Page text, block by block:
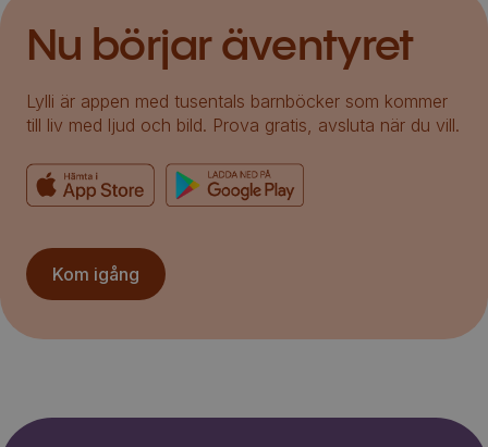
Nu börjar äventyret
Lylli är appen med tusentals barnböcker som kommer
till liv med ljud och bild. Prova gratis, avsluta när du vill.
Kom igång